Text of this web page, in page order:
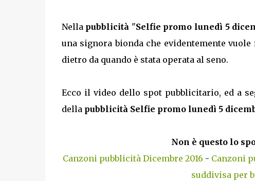
Nella pubblicità "Selfie promo lunedì 5
una signora bionda che evidentemente
dietro da quando è stata operata al seno.
Ecco il video dello spot pubblicitario, ed a
della pubblicità Selfie promo lunedì 5
Non è questo lo
Canzoni pubblicità Dicembre 2016 - Canzoni
suddivisa per